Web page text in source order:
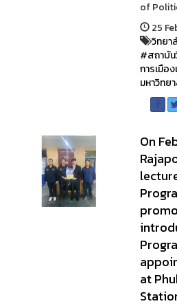
of
25
วิทยา
#สถาบั
การเมือ
มหาวิทย
On
at